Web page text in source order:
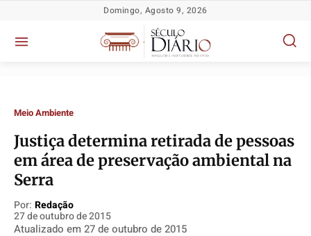
Política
Socioeconômicas
TV Século
Justiça
Educação
Política
Socioeconômicas
TV Século
Justiça
Educação
Política
Socioeconômicas
TV Século
Justiça
Educação
Política
Socioeconômicas
TV Século
Justiça
Educação
Domingo, Agosto 9, 2026
Meio Ambiente
Justiça determina retirada de pessoas
em área de preservação ambiental na
Serra
Por: Redação
27 de outubro de 2015
Atualizado em 27 de outubro de 2015